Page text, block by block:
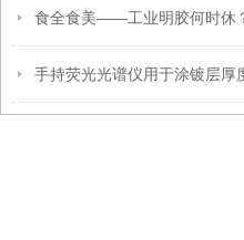
食全食美——工业明胶何时休